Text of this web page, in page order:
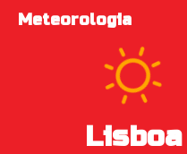
Meteorologia
Lisboa